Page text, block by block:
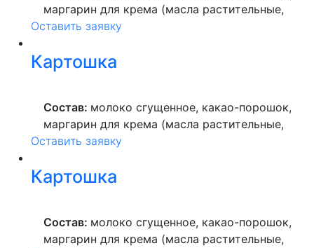
маргарин для крема (масла растительные,
вода питьевая, сахар, ароматизатор,
высшего сорта, продукты яичные, масло
растительное, пекарский порошок, молоко
Оставить заявку
Картошка
Состав: молоко сгущенное, какао-порошок,
маргарин для крема (масла растительные,
вода питьевая, сахар, ароматизатор,
высшего сорта, продукты яичные, масло
растительное, пекарский порошок, молоко
Оставить заявку
Картошка
Состав: молоко сгущенное, какао-порошок,
маргарин для крема (масла растительные,